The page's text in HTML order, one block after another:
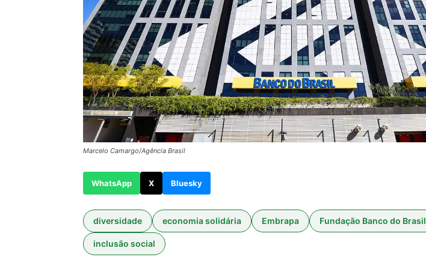
Marcelo Camargo/Agência Brasil
WhatsApp X Bluesky
diversidade economia solidária Embrapa Fundação Banco do Brasil
inclusão social